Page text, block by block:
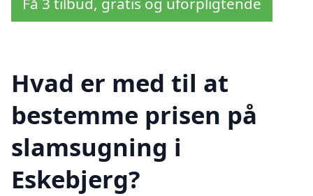
Hvad er med til at
bestemme prisen på
slamsugning i
Eskebjerg?